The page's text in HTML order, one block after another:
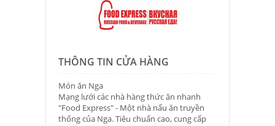
THÔNG TIN CỬA HÀNG
Món ăn Nga
Mạng lưới các nhà hàng thức ăn nhanh
"Food Express" - Một nhà nấu ăn truyền
thống của Nga. Tiêu chuẩn cao, cung cấp